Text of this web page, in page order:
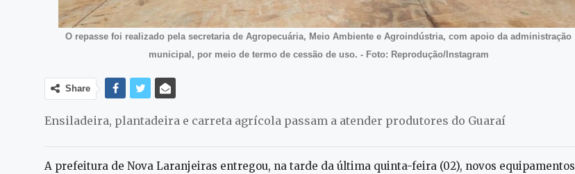
O repasse foi realizado pela secretaria de Agropecuária, Meio Ambiente e Agroindústria, com apoio da administração
municipal, por meio de termo de cessão de uso. - Foto: Reprodução/Instagram
Share
Ensiladeira, plantadeira e carreta agrícola passam a atender produtores do Guaraí
A prefeitura de Nova Laranjeiras entregou, na tarde da última quinta-feira (02), novos equipamentos